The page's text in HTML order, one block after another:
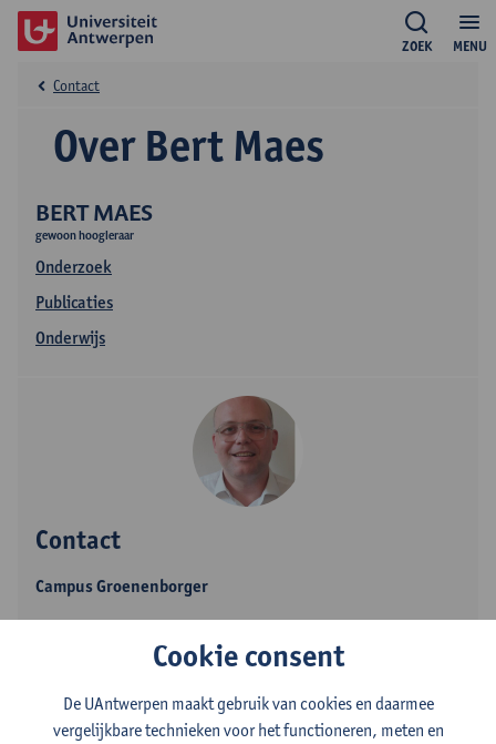
MENU
ZOEK
BERT MAES
gewoon hoogleraar
Onderzoek
Publicaties
Onderwijs
Over Bert Maes
Contact
Contact
Campus Groenenborger
+3232653205
Groenenborgerlaan 171
2020 Antwerpen, BEL
Cookie consent
De UAntwerpen maakt gebruik van cookies en daarmee
vergelijkbare technieken voor het functioneren, meten en